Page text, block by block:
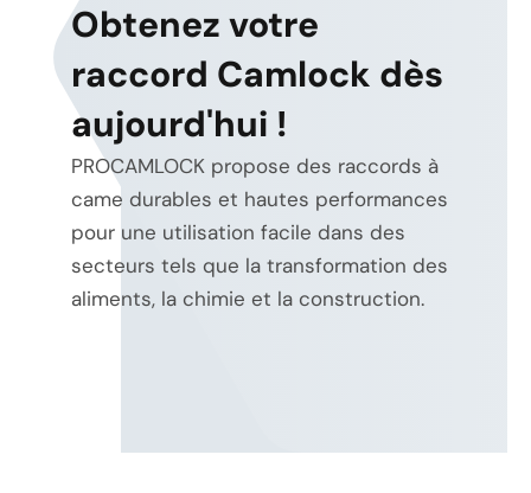
Obtenez votre
raccord Camlock dès
aujourd'hui !
PROCAMLOCK propose des raccords à
came durables et hautes performances
pour une utilisation facile dans des
secteurs tels que la transformation des
aliments, la chimie et la construction.